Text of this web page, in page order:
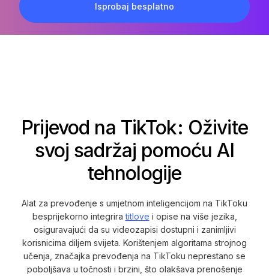
Isprobaj besplatno
Prijevod na TikTok: Oživite
svoj sadržaj pomoću AI
tehnologije
Alat za prevođenje s umjetnom inteligencijom na TikToku
besprijekorno integriratitlove i opise na više jezika,
osiguravajući da su videozapisi dostupni i zanimljivi
korisnicima diljem svijeta. Korištenjem algoritama strojnog
učenja, značajka prevođenja na TikToku neprestano se
poboljšava u točnosti i brzini, što olakšava prenošenje